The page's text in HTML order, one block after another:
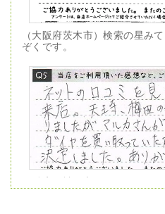
（大阪府茨木市）検索の星み
ぞくです。
（兵庫県神戸市）ネットの口
王寺、梅田の有名買取店を4